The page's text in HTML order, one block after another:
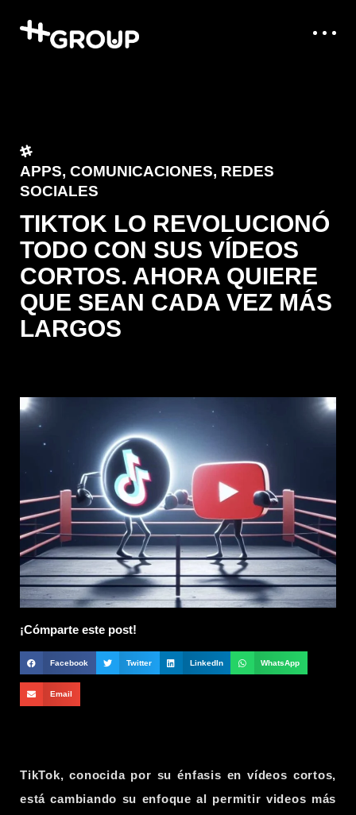
APPS, COMUNICACIONES, REDES
SOCIALES
TIKTOK LO REVOLUCIONÓ
TODO CON SUS VÍDEOS
CORTOS. AHORA QUIERE
QUE SEAN CADA VEZ MÁS
LARGOS
¡Cómparte este post!
Facebook Twitter LinkedIn WhatsApp
Email
TikTok, conocida por su énfasis en vídeos cortos,
está cambiando su enfoque al permitir videos más